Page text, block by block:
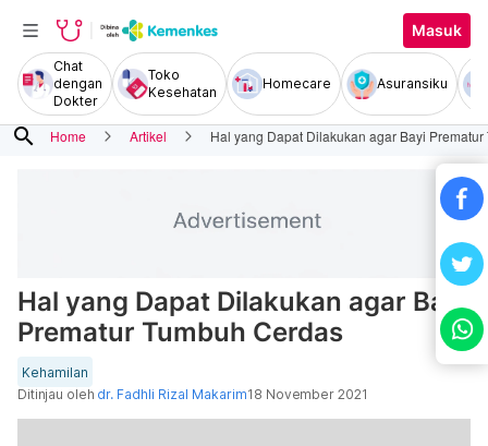
Masuk
Chat
dengan
Dokter
Toko
Kesehatan
Homecare Asuransiku
search Home Artikel Hal yang Dapat Dilakukan agar Bayi Prematur
Hal yang Dapat Dilakukan agar Bayi
Prematur Tumbuh Cerdas
Kehamilan
Ditinjau oleh dr. Fadhli Rizal Makarim18 November 2021